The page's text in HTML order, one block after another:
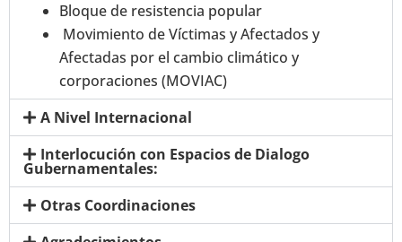
Bloque de resistencia popular
Movimiento de Víctimas y Afectados y
Afectadas por el cambio climático y
corporaciones (MOVIAC)
A Nivel Internacional
Interlocución con Espacios de Dialogo
Gubernamentales:
Otras Coordinaciones